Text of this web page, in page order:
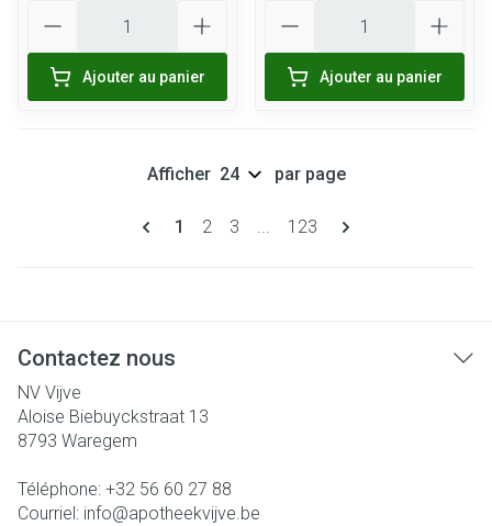
Ajouter au panier Ajouter au panier
Pages
Vous lisez actuellement la page
1 Page
2 Page
3 ... Page
123
Afficher par page
Contactez nous
NV Vijve
Aloise Biebuyckstraat 13
8793 Waregem
Téléphone: +32 56 60 27 88
Courriel: info@apotheekvijve.be